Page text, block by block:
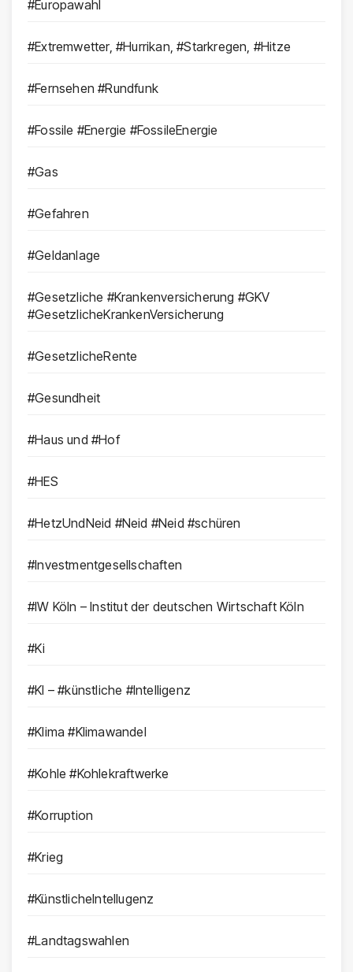
#Europawahl
#Extremwetter, #Hurrikan, #Starkregen, #Hitze
#Fernsehen #Rundfunk
#Fossile #Energie #FossileEnergie
#Gas
#Gefahren
#Geldanlage
#Gesetzliche #Krankenversicherung #GKV
#GesetzlicheKrankenVersicherung
#GesetzlicheRente
#Gesundheit
#Haus und #Hof
#HES
#HetzUndNeid #Neid #Neid #schüren
#Investmentgesellschaften
#IW Köln – Institut der deutschen Wirtschaft Köln
#Ki
#KI – #künstliche #Intelligenz
#Klima #Klimawandel
#Kohle #Kohlekraftwerke
#Korruption
#Krieg
#KünstlicheIntellugenz
#Landtagswahlen